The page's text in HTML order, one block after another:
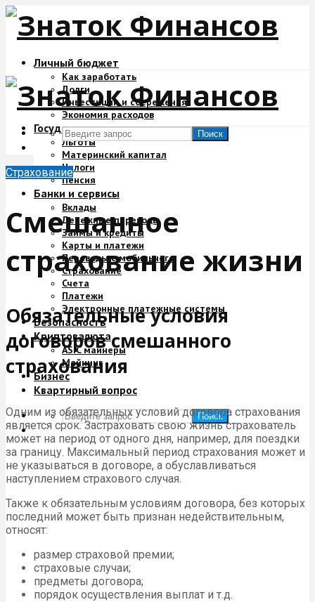
Личный бюджет
Как заработать
Долги
Инвестиции и сбережения
Экономия расходов
Государство и деньги
Льготы
Материнский капитал
Налоги
Пенсия
Банки и сервисы
Вклады
Денежные переводы
Займы и кредиты
Карты и платежи
Переводы с мобильного
Страхование
Счета
Платежи
Электронные платежные системы
Безопасность
Криптовалюта
ASIC майнеры
Майнинг
Бизнес
Квартирный вопрос
Поиск
Поиск
Страхование
Смешанное
страхование жизни
Обязательные условия
договоров смешанного
страхования
Одним из обязательных условий договора страхования
является срок. Застраховать свою жизнь страхователь
может на период от одного дня, например, для поездки
за границу. Максимальный период страхования может и
не указываться в договоре, а обуславливаться
наступлением страхового случая.
Также к обязательным условиям договора, без которых
последний может быть признан недействительным,
относят:
размер страховой премии;
страховые случаи;
предметы договора;
порядок осуществления выплат и т.д.